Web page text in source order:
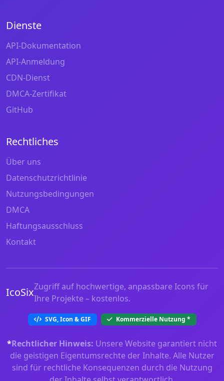
Dienste
API-Dokumentation
API-Anmeldung
CDN-Dienst
DMCA-Zertifikat
GitHub
Rechtliches
Über uns
Datenschutzrichtlinie
Nutzungsbedingungen
DMCA
Haftungsausschluss
Kontakt
IcoSixZugriff auf hochwertige, anpassbare Icons für
Ihre Projekte – kostenlos.
SVG, Icon & GIF Kommerzielle Nutzung *
*Rechtlicher Hinweis: Unsere Website garantiert nicht
die geistigen Eigentumsrechte der Inhalte. Alle Nutzer
sind für rechtliche Konsequenzen durch die Nutzung